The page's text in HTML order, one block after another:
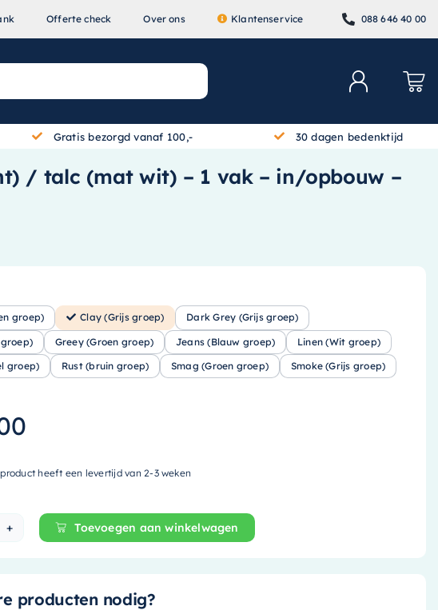
Offerte check Over ons Klantenservice 088 646 40 00
Gratis bezorgd vanaf 100,- 30 dagen bedenktijd
/ talc (mat wit) – 1 vak – in/opbouw –
groep) Clay (Grijs groep) Dark Grey (Grijs groep)
Greey (Groen groep) Jeans (Blauw groep) Linen (Wit groep)
groep) Rust (bruin groep) Smag (Groen groep) Smoke (Grijs groep)
heeft een levertijd van 2-3 weken
EASY Nis - 149.5x29.5cm - solid surface - clay (grijs tint) / talc
Toevoegen aan winkelwagen
producten nodig?